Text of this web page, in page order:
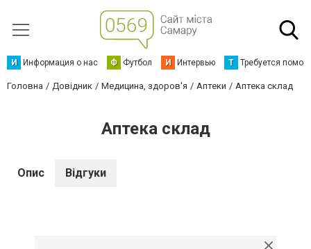
И Информация о нас Ф Футбол И Интервью Т Требуется
Головна Довідник Медицина, здоров'я Аптеки Аптека склад
Аптека склад
Опис Відгуки